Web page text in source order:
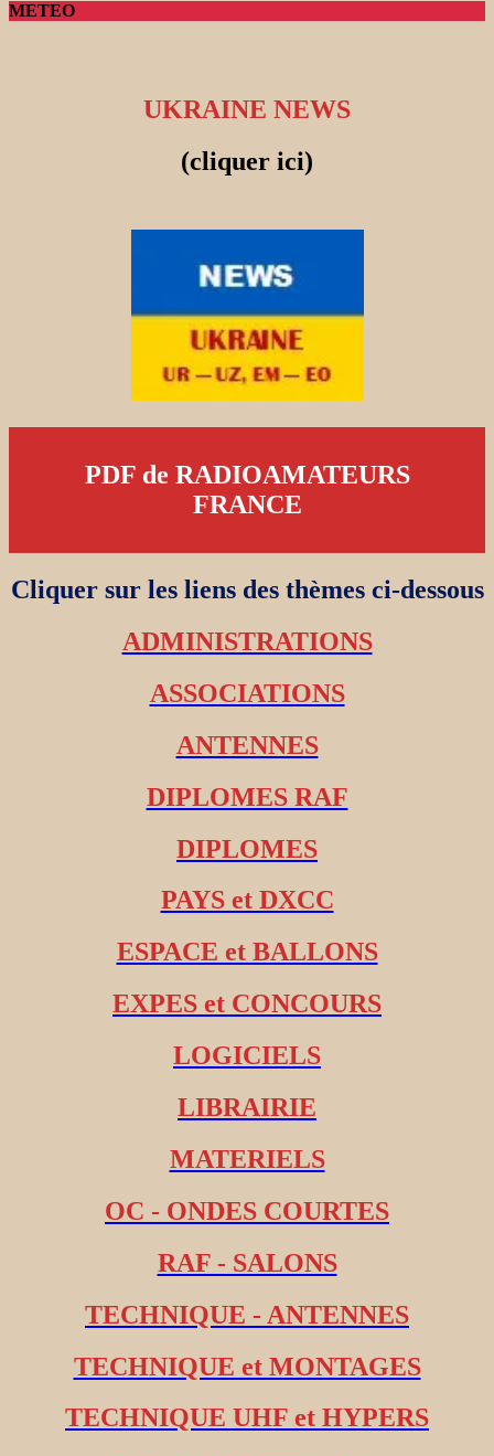
METEO
UKRAINE NEWS
(cliquer ici)
PDF de RADIOAMATEURS
FRANCE
Cliquer sur les liens des thèmes ci-dessous
ADMINISTRATIONS
ASSOCIATIONS
ANTENNES
DIPLOMES RAF
DIPLOMES
PAYS et DXCC
ESPACE et BALLONS
EXPES et CONCOURS
LOGICIELS
LIBRAIRIE
MATERIELS
OC - ONDES COURTES
RAF - SALONS
TECHNIQUE - ANTENNES
TECHNIQUE et MONTAGES
TECHNIQUE UHF et HYPERS